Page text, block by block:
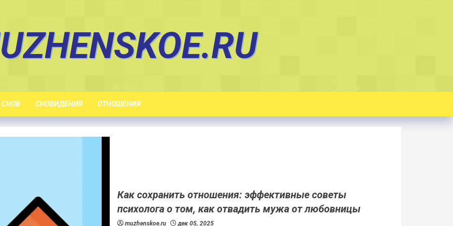
СНОВ СНОВИДЕНИЯ ОТНОШЕНИЯ
Как сохранить отношения: эффективные советы
психолога о том, как отвадить мужа от любовницы
muzhenskoe.ru дек 05, 2025